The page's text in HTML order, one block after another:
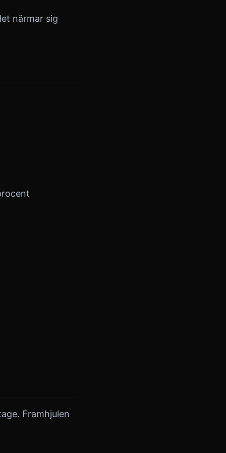
närmar sig
Framhjulen